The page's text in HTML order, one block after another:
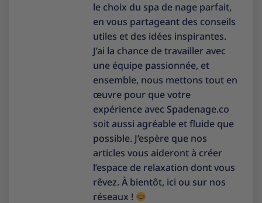
le choix du spa de nage parfait,
en vous partageant des conseils
utiles et des idées inspirantes.
J’ai la chance de travailler avec
une équipe passionnée, et
ensemble, nous mettons tout en
œuvre pour que votre
expérience avec Spadenage.co
soit aussi agréable et fluide que
possible. J’espère que nos
articles vous aideront à créer
l’espace de relaxation dont vous
rêvez. À bientôt, ici ou sur nos
réseaux !